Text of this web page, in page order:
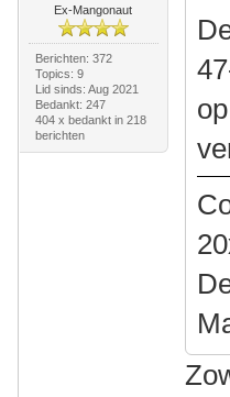
Ex-Mangonaut
Berichten: 372
Topics: 9
Lid sinds: Aug 2021
Bedankt: 247
404 x bedankt in 218
berichten